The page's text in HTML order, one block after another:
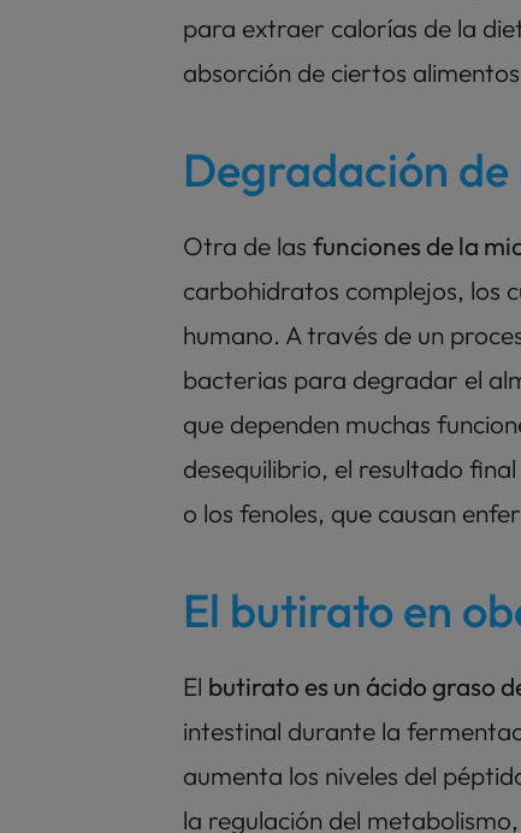
para extraer calorías de la
absorción de ciertos
Degradación
Otra de las funciones de la
carbohidratos complejos, los
humano. A través de un
bacterias para degradar el
que dependen muchas
desequilibrio, el resultado
o los fenoles, que causan
El butirato en
El butirato es un ácido graso
intestinal durante la
aumenta los niveles del
la regulación del